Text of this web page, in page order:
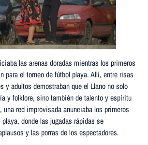
las arenas doradas mientras los primeros
para el torneo de fútbol playa. Allí, entre risas
y adultos demostraban que el Llano no solo
y folklore, sino también de talento y espíritu
red improvisada anunciaba los primeros
donde las jugadas rápidas se
y las porras de los espectadores.